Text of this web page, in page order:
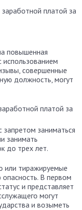
заработной платой за
повышенная
использованием
совершенные
должность, могут
платой за
заниматься
занимать
до трех лет.
или тиражируемые
В первом
и представляет
могут
и возыметь